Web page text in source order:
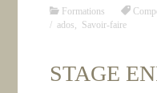
Formations
/ ados
Savoir-faire
STAGE